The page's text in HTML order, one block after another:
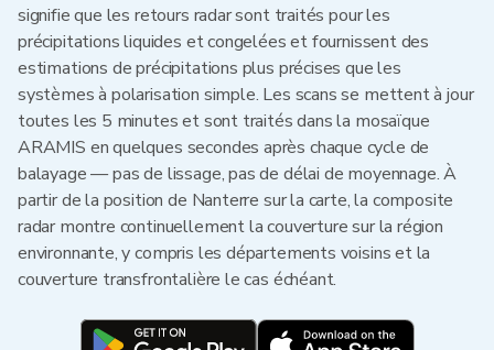
signifie que les retours radar sont traités pour les
précipitations liquides et congelées et fournissent des
estimations de précipitations plus précises que les
systèmes à polarisation simple. Les scans se mettent à jour
toutes les 5 minutes et sont traités dans la mosaïque
ARAMIS en quelques secondes après chaque cycle de
balayage — pas de lissage, pas de délai de moyennage. À
partir de la position de Nanterre sur la carte, la composite
radar montre continuellement la couverture sur la région
environnante, y compris les départements voisins et la
couverture transfrontalière le cas échéant.